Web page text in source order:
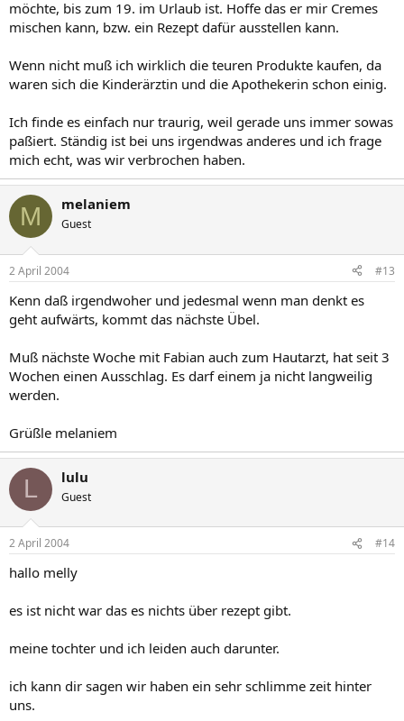
möchte, bis zum 19. im Urlaub ist. Hoffe das er mir Cremes
mischen kann, bzw. ein Rezept dafür ausstellen kann.
Wenn nicht muß ich wirklich die teuren Produkte kaufen, da
waren sich die Kinderärztin und die Apothekerin schon einig.
Ich finde es einfach nur traurig, weil gerade uns immer sowas
paßiert. Ständig ist bei uns irgendwas anderes und ich frage
mich echt, was wir verbrochen haben.
M melaniem
Guest
2 April 2004 #13
Kenn daß irgendwoher und jedesmal wenn man denkt es
geht aufwärts, kommt das nächste Übel.
Muß nächste Woche mit Fabian auch zum Hautarzt, hat seit 3
Wochen einen Ausschlag. Es darf einem ja nicht langweilig
werden.
Grüßle melaniem
L lulu
Guest
2 April 2004 #14
hallo melly
es ist nicht war das es nichts über rezept gibt.
meine tochter und ich leiden auch darunter.
ich kann dir sagen wir haben ein sehr schlimme zeit hinter
uns.